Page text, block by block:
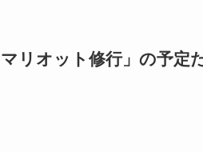
リオット修行」の予定